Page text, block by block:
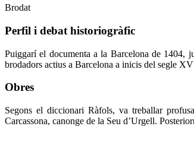
Brodat
Perfil i debat historiogràfic
Puiggarí el documenta a la Barcelona de 1404,
brodadors actius a Barcelona a inicis del segle
Obres
Segons el diccionari Ràfols, va treballar
Carcassona, canonge de la Seu d’Urgell.